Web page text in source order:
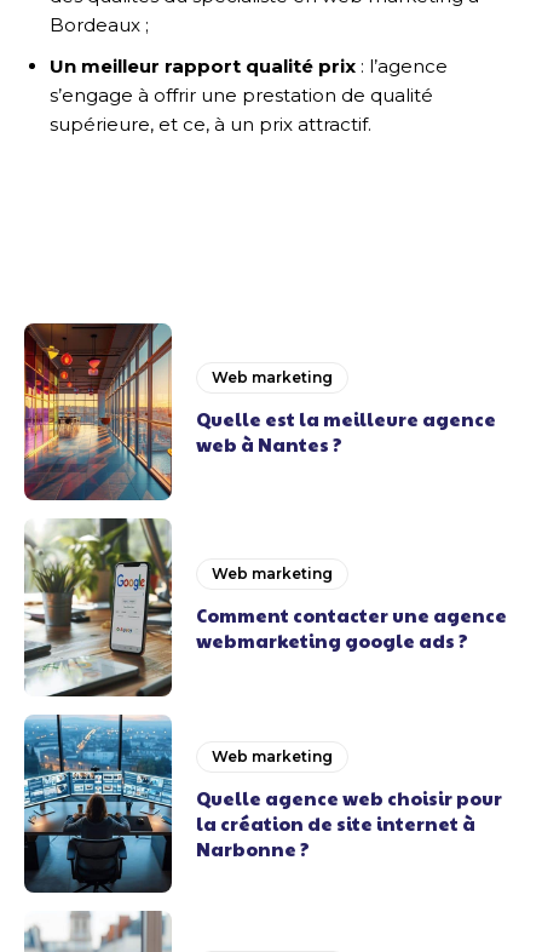
Bordeaux ;
Un meilleur rapport qualité prix : l’agence
s’engage à offrir une prestation de qualité
supérieure, et ce, à un prix attractif.
Web marketing
Quelle est la meilleure agence
web à Nantes ?
Web marketing
Comment contacter une agence
webmarketing google ads ?
Web marketing
Quelle agence web choisir pour
la création de site internet à
Narbonne ?